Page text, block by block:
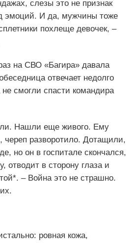
слезы это не признак
эмоций. И да, мужчины тоже
похлеще девочек, –
на СВО «Багира» давала
отвечает недолго
смогли спасти командира
Нашли еще живого. Ему
череп разворотило. Дотащили,
но он в госпитале скончался,
отводит в сторону глаза и
– Война это не страшно.
ровная кожа,